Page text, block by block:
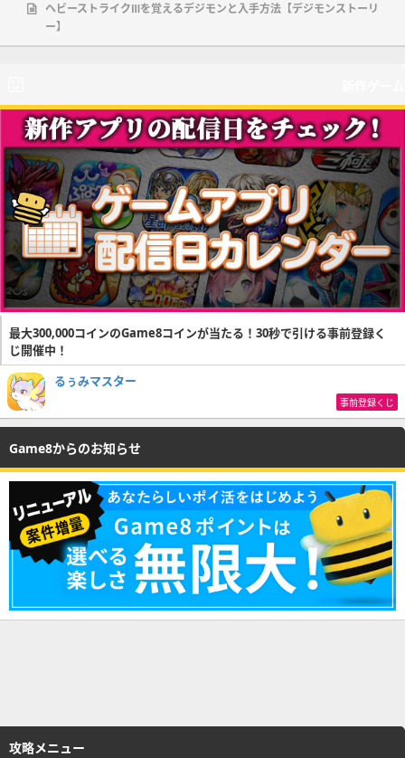
ヘビーストライクⅢを覚えるデジモンと入手方法【デジモンストーリ
ー】
最大300,000コインのGame8コインが当たる！30秒で引ける事前登録く
じ開催中！
るぅみマスター
事前登録くじ
Game8からのお知らせ
攻略メニュー